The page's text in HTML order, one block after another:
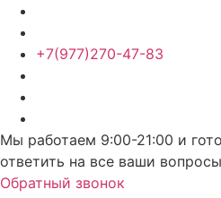
+7(977)270-47-83
Мы работаем 9:00-21:00 и
ответить на все ваши
Обратный звонок